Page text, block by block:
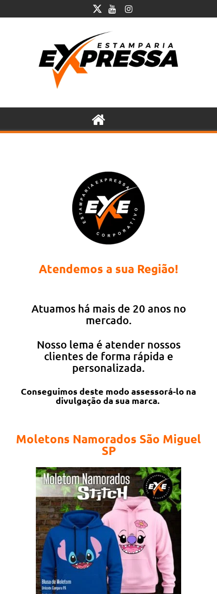
Atendemos a sua Região!
Atuamos há mais de 20 anos no
mercado.
Nosso lema é atender nossos
clientes de forma rápida e
personalizada.
Conseguimos deste modo assessorá-lo na
divulgação da sua marca.
Moletons Namorados São Miguel
SP